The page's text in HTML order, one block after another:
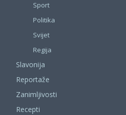
Sport
Politika
Svijet
Regija
Slavonija
Reportaže
Zanimljivosti
Recepti